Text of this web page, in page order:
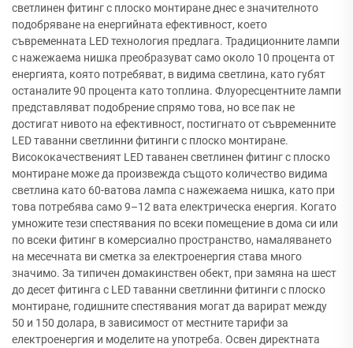
светлинен фитинг с плоско монтиране днес е значителното
подобряване на енергийната ефективност, което
съвременната LED технология предлага. Традиционните лампи
с нажежаема нишка преобразуват само около 10 процента от
енергията, която потребяват, в видима светлина, като губят
останалите 90 процента като топлина. Флуоресцентните лампи
представляват подобрение спрямо това, но все пак не
достигат нивото на ефективност, постигнато от съвременните
LED таванни светлинни фитинги с плоско монтиране.
Висококачественият LED таванен светлинен фитинг с плоско
монтиране може да произвежда същото количество видима
светлина като 60-ватова лампа с нажежаема нишка, като при
това потребява само 9–12 вата електрическа енергия. Когато
умножите тези спестявания по всеки помещение в дома си или
по всеки фитинг в комерсиално пространство, намаляването
на месечната ви сметка за електроенергия става много
значимо. За типичен домакинствен обект, при замяна на шест
до десет фитинга с LED таванни светлинни фитинги с плоско
монтиране, годишните спестявания могат да варират между
50 и 150 долара, в зависимост от местните тарифи за
електроенергия и моделите на употреба. Освен директната